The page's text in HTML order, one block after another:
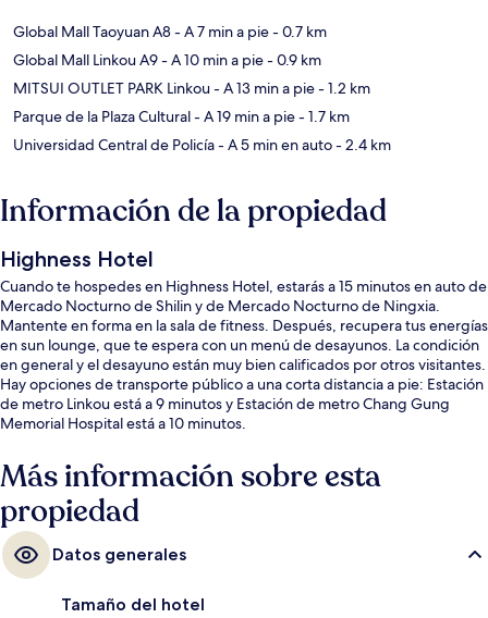
Global Mall Taoyuan A8- A 7 min a pie- 0.7 km
Global Mall Linkou A9- A 10 min a pie- 0.9 km
MITSUI OUTLET PARK Linkou- A 13 min a pie- 1.2 km
Parque de la Plaza Cultural- A 19 min a pie- 1.7 km
Universidad Central de Policía- A 5 min en auto- 2.4 km
Información de la propiedad
Highness Hotel
Cuando te hospedes en Highness Hotel, estarás a 15 minutos en auto de
Mercado Nocturno de Shilin y de Mercado Nocturno de Ningxia.
Mantente en forma en la sala de fitness. Después, recupera tus energías
en sun lounge, que te espera con un menú de desayunos. La condición
en general y el desayuno están muy bien calificados por otros visitantes.
Hay opciones de transporte público a una corta distancia a pie: Estación
de metro Linkou está a 9 minutos y Estación de metro Chang Gung
Memorial Hospital está a 10 minutos.
Más información sobre esta
propiedad
Datos generales
Tamaño del hotel